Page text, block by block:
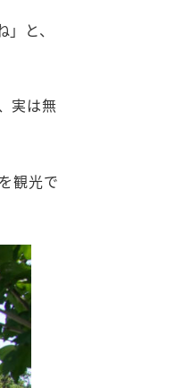
と、
実は無
観光で